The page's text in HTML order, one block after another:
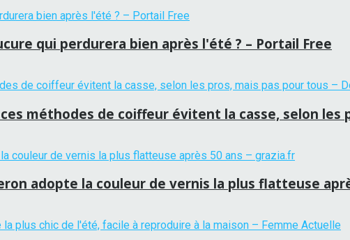
qui perdurera bien après l'été ? – Portail Free
méthodes de coiffeur évitent la casse, selon les
adopte la couleur de vernis la plus flatteuse